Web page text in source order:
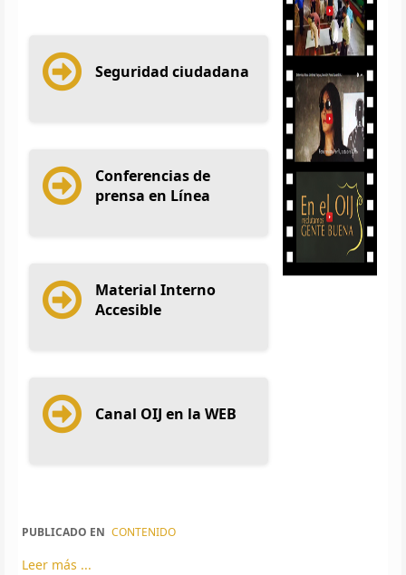
Seguridad ciudadana
Conferencias de
prensa en Línea
Material Interno
Accesible
Canal OIJ en la WEB
PUBLICADO EN CONTENIDO
Leer más ...